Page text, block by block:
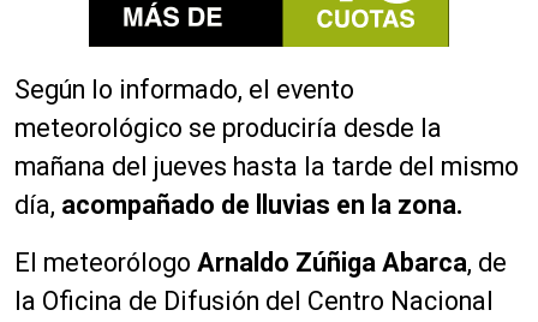
Según lo informado, el evento
meteorológico se produciría desde la
mañana del jueves hasta la tarde del mismo
día, acompañado de lluvias en la zona.
El meteorólogo Arnaldo Zúñiga Abarca, de
la Oficina de Difusión del Centro Nacional